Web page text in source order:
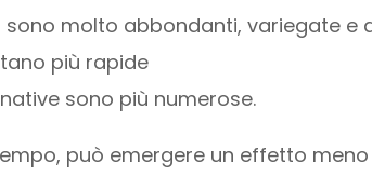
sono molto abbondanti, variegate e
più rapide
sono più numerose.
può emergere un effetto